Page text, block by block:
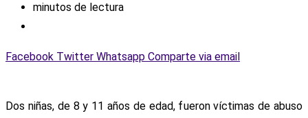
minutos de lectura
Facebook Twitter Whatsapp Comparte via email
Dos niñas, de 8 y 11 años de edad, fueron víctimas de abuso